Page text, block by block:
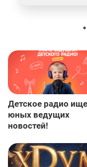
Детское радио
юных ведущих
новостей!